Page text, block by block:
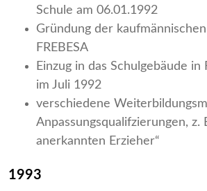
Schule am 06.01.1992
Gründung der
FREBESA
Einzug in das Schulgebäude
im Juli 1992
verschiedene
Anpassungsqualifzierungen, z.
anerkannten Erzieher“
1993